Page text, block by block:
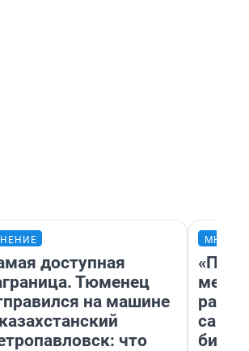
доступная
Тюменец
на машине
что